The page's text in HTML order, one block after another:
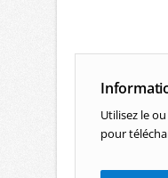
Utilisez le
pour